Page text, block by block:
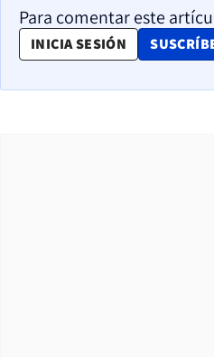
Para comentar este
INICIA SESIÓN OPENS